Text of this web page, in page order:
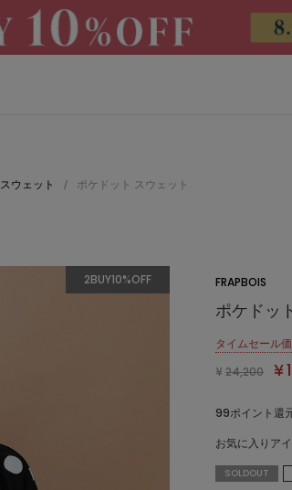
スウェット / ポケドット スウェット
2BUY10%OFF FRAPBOIS
ポケドッ
タイムセール
¥ 24,200 ¥
99ポイント還
お気に入りア
SOLDOUT